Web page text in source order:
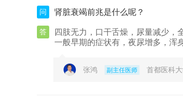
问 肾脏衰竭前兆是什么呢？
答
四肢无力，口干舌燥，尿量减少，
一般早期的症状有，夜尿增多，浑
张鸿 副主任医师 首都医科